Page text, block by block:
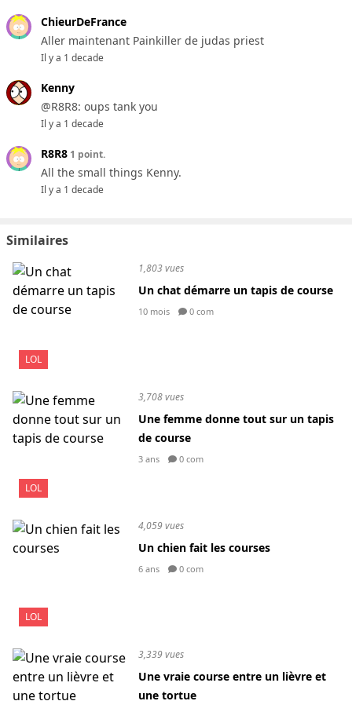
ChieurDeFrance
Aller maintenant Painkiller de judas priest
Il y a 1 decade
Kenny
@R8R8: oups tank you
Il y a 1 decade
R8R8 1 point.
All the small things Kenny.
Il y a 1 decade
Similaires
LOL
1,803 vues
Un chat démarre un tapis de course
10 mois 0 com
LOL
3,708 vues
Une femme donne tout sur un tapis
de course
3 ans 0 com
LOL
4,059 vues
Un chien fait les courses
6 ans 0 com
3,339 vues
Une vraie course entre un lièvre et
une tortue